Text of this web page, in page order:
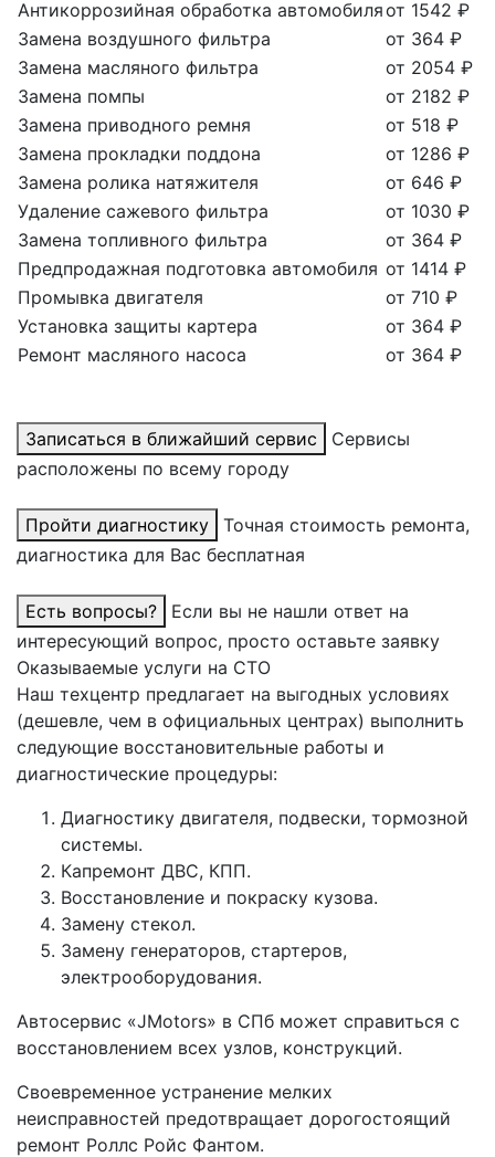
Антикоррозийная обработка автомобиляот 1542 ₽
Замена воздушного фильтра
от 364 ₽
Замена масляного фильтра
от 2054 ₽
Замена помпы
от 2182 ₽
Замена приводного ремня
от 518 ₽
Замена прокладки поддона
от 1286 ₽
Замена ролика натяжителя
от 646 ₽
Удаление сажевого фильтра
от 1030 ₽
Замена топливного фильтра
от 364 ₽
Предпродажная подготовка автомобиля от 1414 ₽
Промывка двигателя
от 710 ₽
Установка защиты картера
от 364 ₽
Ремонт масляного насоса
от 364 ₽
Записаться в ближайший сервис
Сервисы
расположены по всему городу
Пройти диагностику
Точная стоимость ремонта,
диагностика для Вас бесплатная
Есть вопросы?
Если вы не нашли ответ на
интересующий вопрос, просто оставьте заявку
Оказываемые услуги на СТО
Наш техцентр предлагает на выгодных условиях
(дешевле, чем в официальных центрах) выполнить
следующие восстановительные работы и
диагностические процедуры:
Диагностику двигателя, подвески, тормозной
системы.
Капремонт ДВС, КПП.
Восстановление и покраску кузова.
Замену стекол.
Замену генераторов, стартеров,
электрооборудования.
Автосервис «JMotors» в СПб может справиться с
восстановлением всех узлов, конструкций.
Своевременное устранение мелких
неисправностей предотвращает дорогостоящий
ремонт Роллс Ройс Фантом.